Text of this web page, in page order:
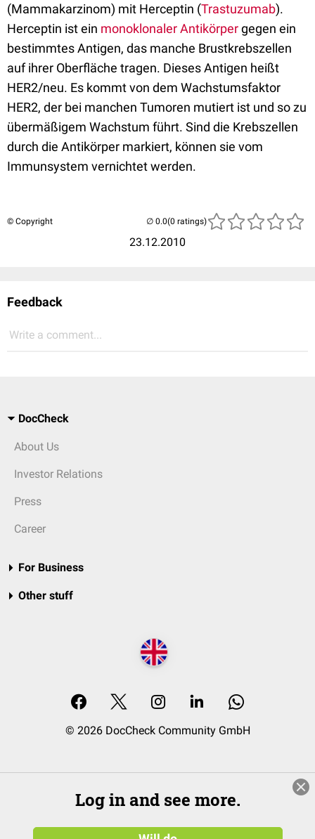
(Mammakarzinom) mit Herceptin (Trastuzumab).
Herceptin ist ein monoklonaler Antikörpergegen ein
bestimmtes Antigen, das manche Brustkrebszellen
auf ihrer Oberfläche tragen. Dieses Antigen heißt
HER2/neu. Es kommt von dem Wachstumsfaktor
HER2, der bei manchen Tumoren mutiert ist und so zu
übermäßigem Wachstum führt. Sind die Krebszellen
durch die Antikörper markiert, können sie vom
Immunsystem vernichtet werden.
© Copyright
23.12.2010
(0 ratings)
Feedback
Write a comment...
DocCheck
About Us
Investor Relations
Press
Career
For Business
Other stuff
© 2026 DocCheck Community GmbH
Log in and see more.